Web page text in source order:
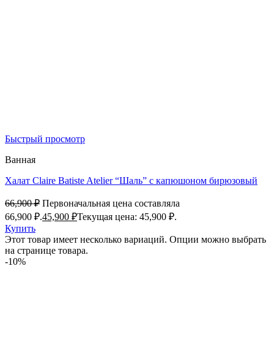
Быстрый просмотр
Ванная
Халат Claire Batiste Atelier “Шаль” с капюшоном бирюзовый
66,900₽ Первоначальная цена составляла
66,900 ₽.45,900 ₽Текущая цена: 45,900 ₽.
Купить
Этот товар имеет несколько вариаций. Опции можно выбрать
на странице товара.
-10%